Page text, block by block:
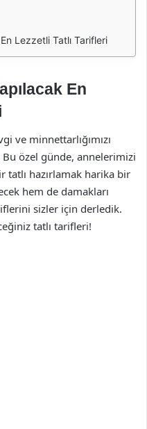
Lezzetli Tatlı Tarifleri
En
ve minnettarlığımızı
Bu özel günde, annelerimizi
hazırlamak harika bir
hem de damakları
sizler için derledik.
tatlı tarifleri!